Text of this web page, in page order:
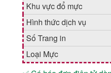
Khu vực đổ mực
Hình thức dịch vụ
Số Trang in
Loại Mực